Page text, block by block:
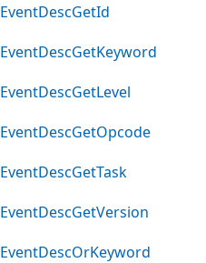
EventDescGetId
EventDescGetKeyword
EventDescGetLevel
EventDescGetOpcode
EventDescGetTask
EventDescGetVersion
EventDescOrKeyword